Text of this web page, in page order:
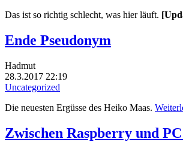
Das ist so richtig schlecht, was hier läuft.
Ende Pseudonym
Hadmut
28.3.2017 22:19
Uncategorized
Die neuesten Ergüsse des Heiko Maas.
Zwischen Raspberry und